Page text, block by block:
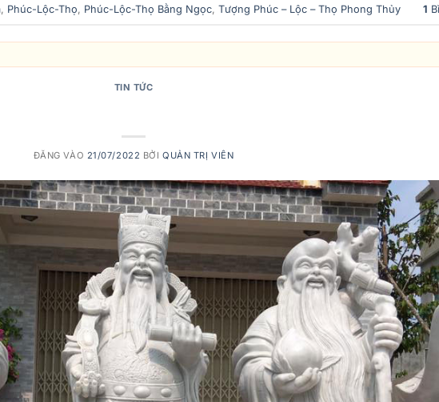
, Phúc-Lộc-Thọ, Phúc-Lộc-Thọ Bằng Ngọc, Tượng Phúc – Lộc – Thọ Phong Thủy 1
TIN TỨC
ĐĂNG VÀO 21/07/2022 BỞIQUẢN TRỊ VIÊN